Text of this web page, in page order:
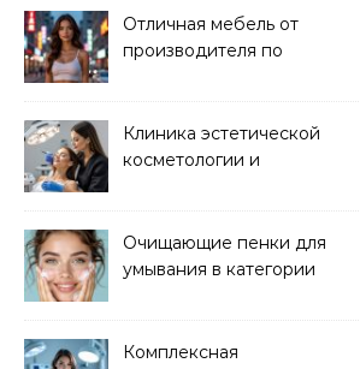
Отличная мебель от
производителя по
Клиника эстетической
косметологии и
Очищающие пенки для
умывания в категории
Комплексная